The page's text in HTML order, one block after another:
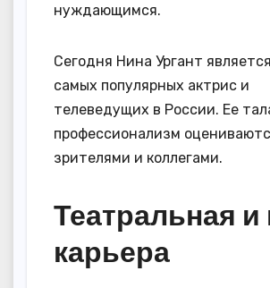
нуждающимся.
Сегодня Нина Ургант
самых популярных актрис и
телеведущих в России. Ее
профессионализм
зрителями и коллегами.
Театральная и
карьера